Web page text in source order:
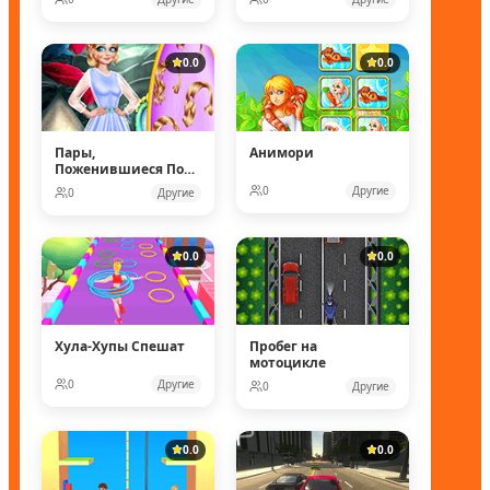
0.0
Пары,
Поженившиеся Под
Водой
0 Другие
0.0
Анимори
0 Другие
0.0
Хула-Хупы Спешат
0 Другие
0.0
Пробег на
мотоцикле
0 Другие
0.0 0.0